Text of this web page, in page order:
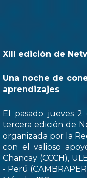
XIII edición de
Una noche de
aprendizajes
El pasado jueves
tercera edición de
organizada por la
con el valioso
Chancay (CCCH),
- Perú